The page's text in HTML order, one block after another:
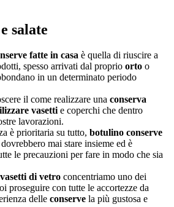
salate
fatte in casa è quella di riuscire a
spesso arrivati dal proprio orto o
in un determinato periodo
il come realizzare una conserva
vasettie coperchi che dentro
lavorazioni.
è prioritaria su tutto, botulino conserve
mai stare insieme ed è
le precauzioni per fare in modo che sia
di vetro concentriamo uno dei
proseguire con tutte le accortezze da
delle conserve la più gustosa e